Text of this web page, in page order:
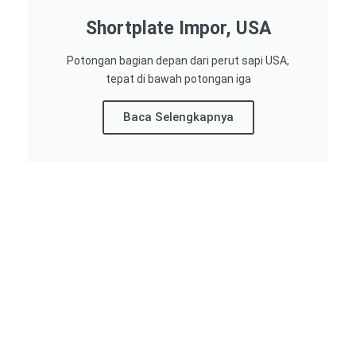
Shortplate Impor, USA
Potongan bagian depan dari perut sapi USA,
tepat di bawah potongan iga
Baca Selengkapnya